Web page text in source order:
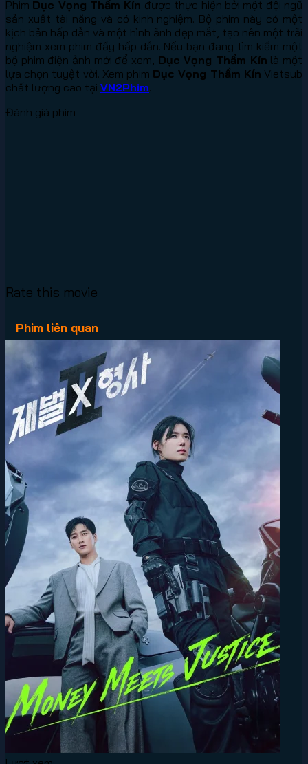
Phim Dục Vọng Thầm Kín được thực hiện bởi một đội ngũ
sản xuất tài năng và có kinh nghiệm. Bộ phim này có một
kịch bản hấp dẫn và một hình ảnh đẹp mắt, tạo nên một trải
nghiệm xem phim đầy hấp dẫn. Nếu bạn đang tìm kiếm một
bộ phim điện ảnh mới để xem, Dục Vọng Thầm Kín là một
lựa chọn tuyệt vời. Xem phim Dục Vọng Thầm Kín Vietsub
chất lượng cao tại VN2Phim.
Đánh giá phim
Rate this movie
Phim liên quan